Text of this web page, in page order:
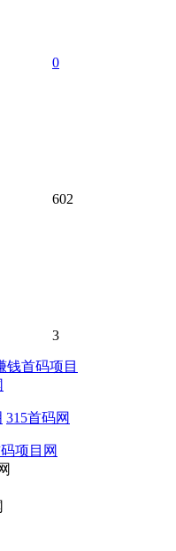
0
602
3
315首码网
项目网